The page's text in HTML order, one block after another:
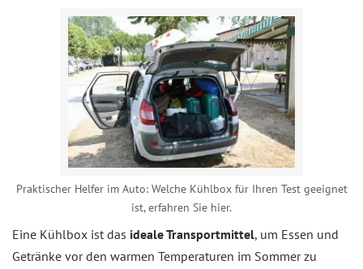
Praktischer Helfer im Auto: Welche Kühlbox für Ihren Test geeignet
ist, erfahren Sie hier.
Eine Kühlbox ist das ideale Transportmittel, um Essen und
Getränke vor den warmen Temperaturen im Sommer zu